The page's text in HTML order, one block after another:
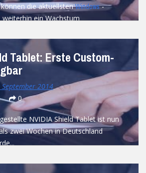
die aktuellstenWindows-
weiterhin ein Wachstum
Tablet: Erste Custom-
September 2014
0
NVIDIA Shield Tablet ist nun
zwei Wochen in Deutschland